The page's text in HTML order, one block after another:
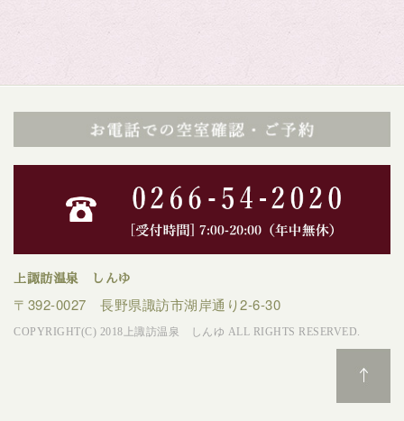
上諏訪温泉 しんゆ
〒392-0027 長野県諏訪市湖岸通り2-6-30
COPYRIGHT(C) 2018上諏訪温泉 しんゆ ALL RIGHTS RESERVED.